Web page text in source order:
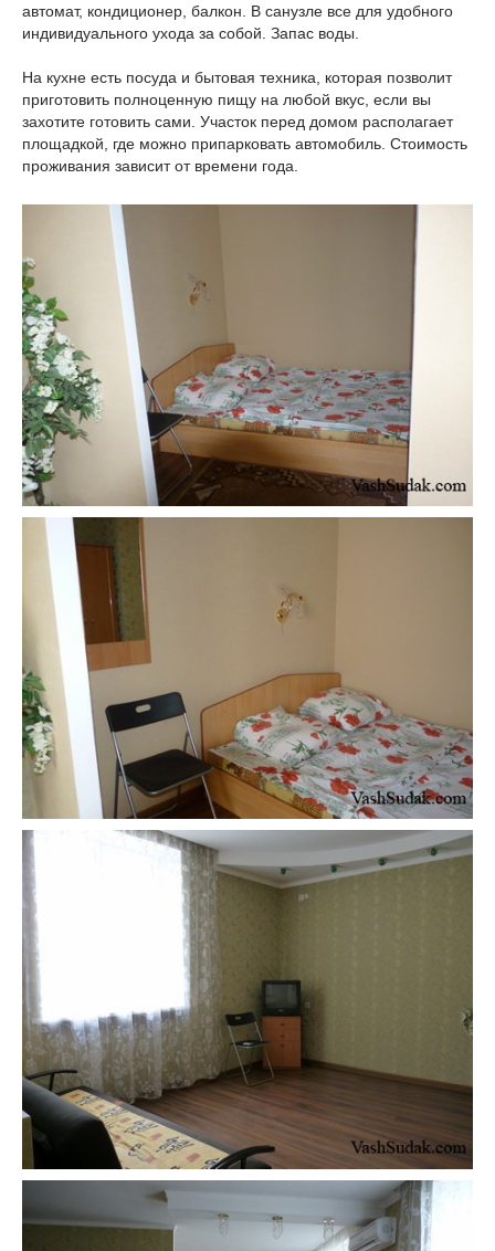
автомат, кондиционер, балкон. В санузле все для удобного
индивидуального ухода за собой. Запас воды.
На кухне есть посуда и бытовая техника, которая позволит
приготовить полноценную пищу на любой вкус, если вы
захотите готовить сами. Участок перед домом располагает
площадкой, где можно припарковать автомобиль. Стоимость
проживания зависит от времени года.